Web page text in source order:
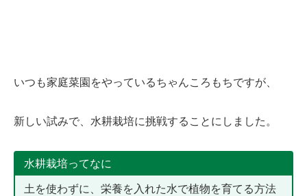
いつも家庭菜園をやっているちゃんころもちですが、
新しい試みで、水耕栽培に挑戦することにしました。
水耕栽培ってなに
土を使わずに、栄養を入れた水で植物を育てる方法